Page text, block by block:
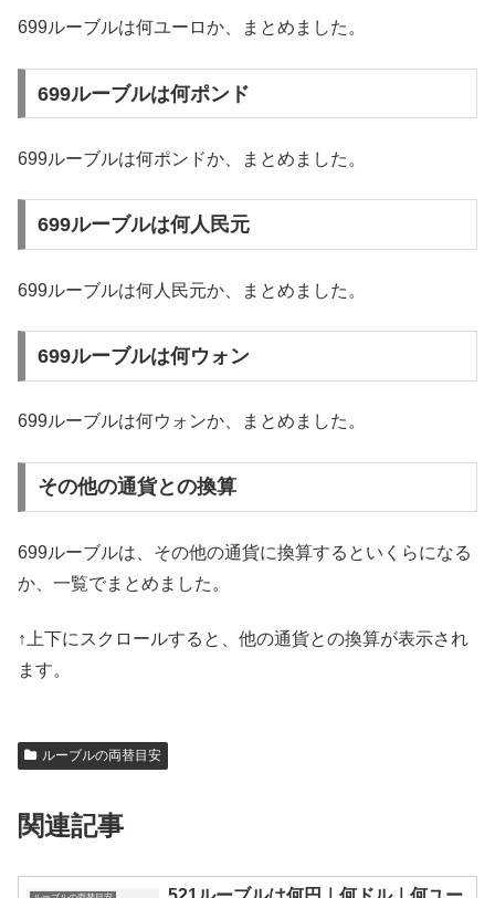
699ルーブルは何ユーロか、まとめました。
699ルーブルは何ポンド
699ルーブルは何ポンドか、まとめました。
699ルーブルは何人民元
699ルーブルは何人民元か、まとめました。
699ルーブルは何ウォン
699ルーブルは何ウォンか、まとめました。
その他の通貨との換算
699ルーブルは、その他の通貨に換算するといくらになる
か、一覧でまとめました。
↑上下にスクロールすると、他の通貨との換算が表示され
ます。
ルーブルの両替目安
関連記事